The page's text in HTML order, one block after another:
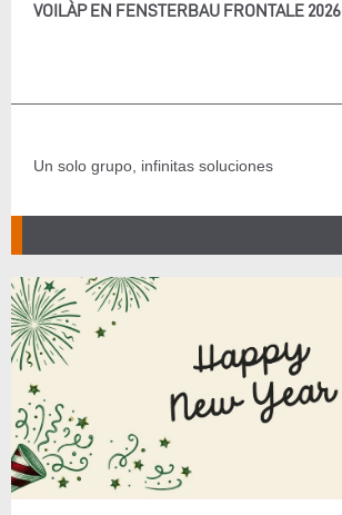
VOILÀP EN FENSTERBAU FRONTALE 2026
Un solo grupo, infinitas soluciones